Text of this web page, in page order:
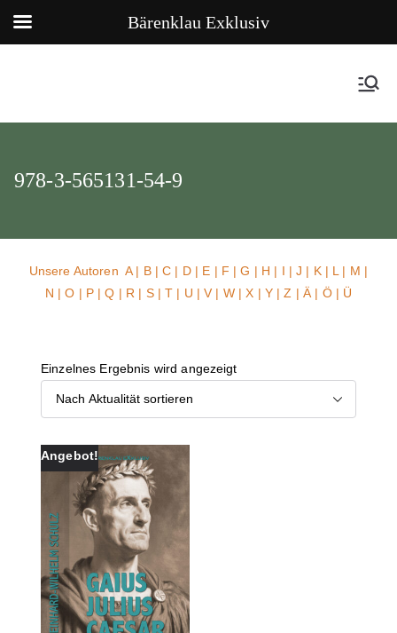
978-3-565131-54-9
Unsere AutorenA| B|C | D| E | F |G | H | I |J | K| L | M |
N |O | P|Q | R | S|T | U | V | W| X | Y | Z | Ä | Ö | Ü
Einzelnes Ergebnis wird angezeigt
Angebot!
Bärenklau Exklusiv